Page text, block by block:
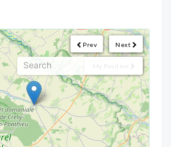
Next
Prev
My Position